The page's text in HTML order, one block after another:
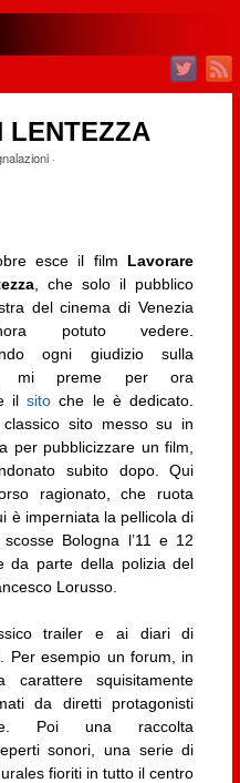
LENTEZZA
·
esce il film Lavorare
, che solo il pubblico
del cinema di Venezia
potuto vedere.
ogni giudizio sulla
mi preme per ora
ilsito che le è dedicato.
sito messo su in
per pubblicizzare un film,
subito dopo. Qui
ragionato, che ruota
è imperniata la pellicola di
Bologna l’11 e 12
da parte della polizia del
Lorusso.
trailer e ai diari di
Per esempio un forum, in
squisitamente
da diretti protagonisti
Poi una raccolta
sonori, una serie di
fioriti in tutto il centro